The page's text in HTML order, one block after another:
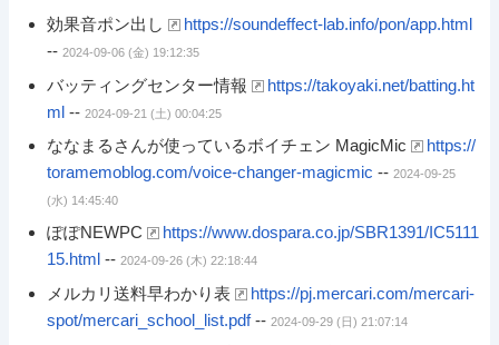
効果音ポン出し
https://soundeffect-lab.info/pon/app.html
-- 2024-09-06 (金) 19:12:35
バッティングセンター情報
https://takoyaki.net/batting.ht
ml -- 2024-09-21 (土) 00:04:25
ななまるさんが使っているボイチェン MagicMic
https://
toramemoblog.com/voice-changer-magicmic -- 2024-09-25
(水) 14:45:40
ぽぽNEWPC
https://www.dospara.co.jp/SBR1391/IC5111
15.html -- 2024-09-26 (木) 22:18:44
メルカリ送料早わかり表
https://pj.mercari.com/mercari-
spot/mercari_school_list.pdf-- 2024-09-29 (日) 21:07:14